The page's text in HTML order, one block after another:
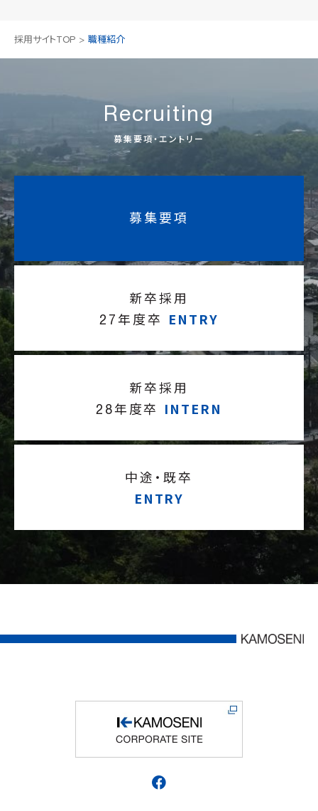
採用サイトTOP 職種紹介
Recruiting
募集要項・エントリー
募集要項
新卒採用
27年度卒
ENTRY
新卒採用
28年度卒
INTERN
中途・既卒
ENTRY